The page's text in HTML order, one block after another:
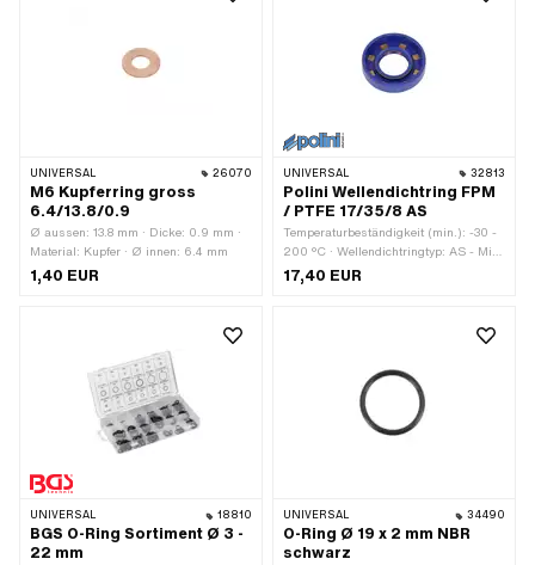
UNIVERSAL 26070
M6 Kupferring gross
6.4/13.8/0.9
Ø aussen: 13.8 mm · Dicke: 0.9 mm ·
Material: Kupfer · Ø innen: 6.4 mm
1,40 EUR
UNIVERSAL 32813
Polini Wellendichtring FPM
/ PTFE 17/35/8 AS
Temperaturbeständigkeit (min.): -30 -
200 °C · Wellendichtringtyp: AS - Mit
gummiertem Aussenmantel / einer
Dichtlippen / einer Staublippe. · Ø
FKM (umgangssprachlich bekannt als
Viton) · Verwendungsort: Kurbelwelle ·
Verwendungsort: Universal · Ø innen:
17,40 EUR
UNIVERSAL 18810
BGS O-Ring Sortiment Ø 3 -
22 mm
UNIVERSAL 34490
O-Ring Ø 19 x 2 mm NBR
schwarz